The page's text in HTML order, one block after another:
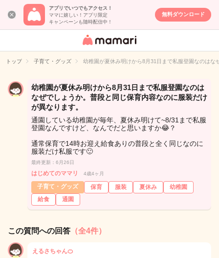
アプリでいつでもアクセス！
ママに嬉しい！アプリ限定
キャンペーンも随時配信中！
無料ダウンロード
女性専用匿名QA
イト
トップ 子育て・グッズ 幼稚園が夏休み明けから8月31日まで私服登園なのは
幼稚園が夏休み明けから8月31日まで私服登園なのは
なぜでしょうか。普段と同じ保育内容なのに服装だけ
が異なります。
通園している幼稚園が毎年、夏休み明けて~8/31まで私服
登園なんですけど、なんでだと思いますか😂？
通常保育で14時お迎え給食ありの普段と全く同じなのに
服装だけ私服です🙂
最終更新：6月26日
はじめてのママリ 4歳4ヶ月
子育て・グッズ 保育 服装 夏休み
幼稚園
給食
通園
この質問への回答 （全4件）
えるさちゃん🍊